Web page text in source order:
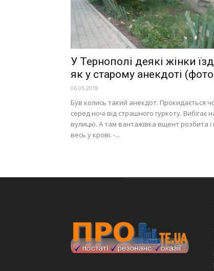
У Тернополі деякі жінки
як у старому анекдоті
06.05.2018
Був колись такий анекдот. Прокидається
серед ночі від страшного гуркоту. Вибігає
вулицю. А там вантажівка вщент розбита і
весь у крові. -...